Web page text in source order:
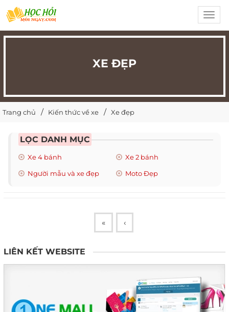
XE ĐẸP
Trang chủ Kiến thức về xe Xe đẹp
LỌC DANH MỤC
Xe 4 bánh
Xe 2 bánh
Người mẫu và xe đẹp
Moto Đẹp
« ‹
LIÊN KẾT WEBSITE